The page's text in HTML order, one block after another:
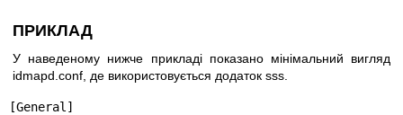
ПРИКЛАД
У наведеному нижче прикладі показано мінімальний вигляд
idmapd.conf, де використовується додаток sss.
[General]